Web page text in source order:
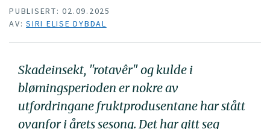
PUBLISERT: 02.09.2025
AV: SIRI ELISE DYBDAL
Skadeinsekt, "rotavêr" og kulde i
blømingsperioden er nokre av
utfordringane fruktprodusentane har stått
ovanfor i årets sesong. Det har gitt seg